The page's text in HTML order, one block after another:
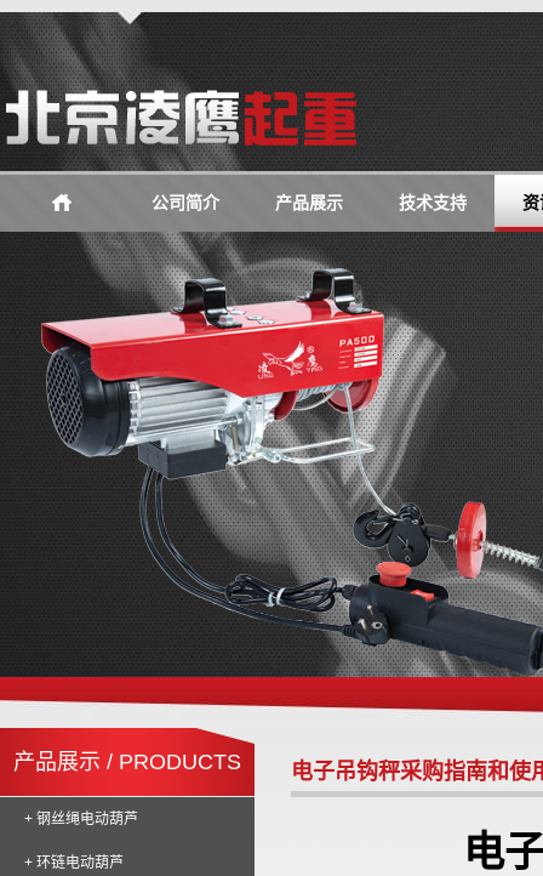
公司简介 产品展示 技术支持 资
产品展示 / PRODUCTS
+ 钢丝绳电动葫芦
+ 环链电动葫芦
电子吊钩秤采购指南和使
电